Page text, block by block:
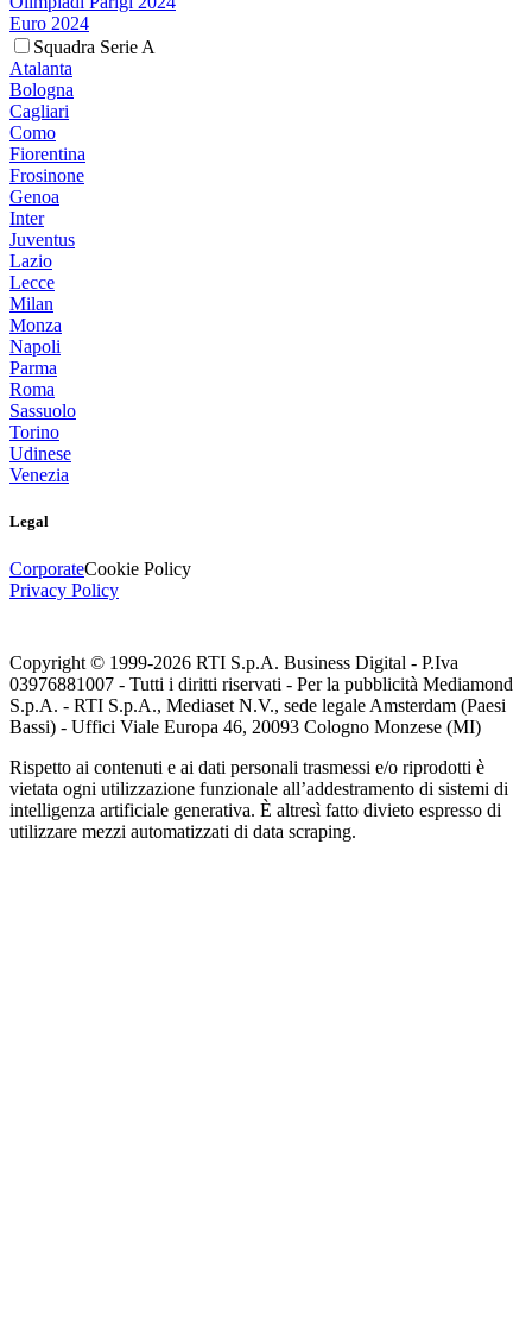
Euro 2024
Squadra Serie A
Atalanta
Bologna
Cagliari
Como
Fiorentina
Frosinone
Genoa
Inter
Juventus
Lazio
Lecce
Milan
Monza
Napoli
Parma
Roma
Sassuolo
Torino
Udinese
Venezia
Legal
CorporateCookie Policy
Privacy Policy
Copyright © 1999-2026 RTI S.p.A. Business Digital - P.Iva
03976881007 - Tutti i diritti riservati - Per la pubblicità Mediamond
S.p.A. - RTI S.p.A., Mediaset N.V., sede legale Amsterdam (Paesi
Bassi) - Uffici Viale Europa 46, 20093 Cologno Monzese (MI)
Rispetto ai contenuti e ai dati personali trasmessi e/o riprodotti è
vietata ogni utilizzazione funzionale all’addestramento di sistemi di
intelligenza artificiale generativa. È altresì fatto divieto espresso di
utilizzare mezzi automatizzati di data scraping.